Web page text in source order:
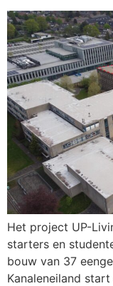
Het project UP-
starters en
bouw van 37
Kanaleneiland